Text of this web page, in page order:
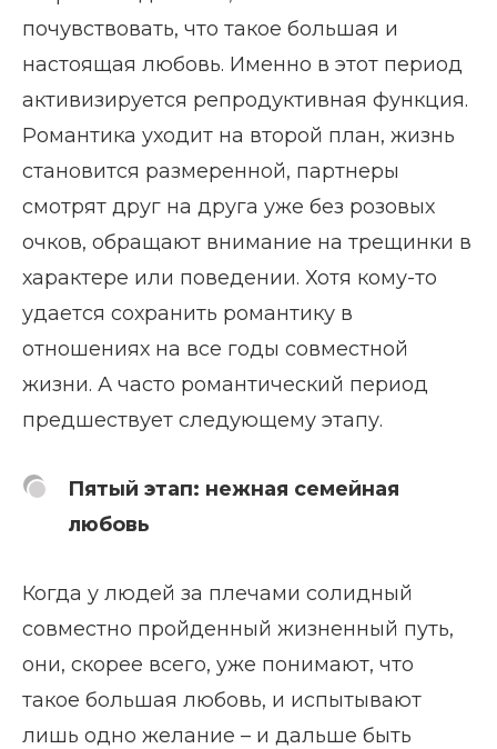
почувствовать, что такое большая и
настоящая любовь. Именно в этот период
активизируется репродуктивная функция.
Романтика уходит на второй план, жизнь
становится размеренной, партнеры
смотрят друг на друга уже без розовых
очков, обращают внимание на трещинки в
характере или поведении. Хотя кому-то
удается сохранить романтику в
отношениях на все годы совместной
жизни. А часто романтический период
предшествует следующему этапу.
Пятый этап: нежная семейная
любовь
Когда у людей за плечами солидный
совместно пройденный жизненный путь,
они, скорее всего, уже понимают, что
такое большая любовь, и испытывают
лишь одно желание – и дальше быть